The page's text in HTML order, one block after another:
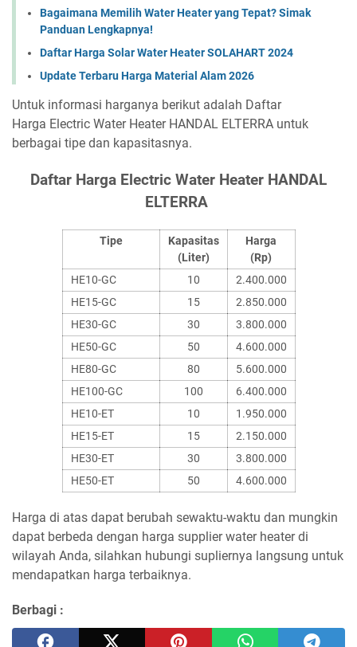
Bagaimana Memilih Water Heater yang Tepat? Simak
Panduan Lengkapnya!
Daftar Harga Solar Water Heater SOLAHART 2024
Update Terbaru Harga Material Alam 2026
Untuk informasi harganya berikut adalah Daftar
Harga Electric Water Heater HANDAL ELTERRA untuk
berbagai tipe dan kapasitasnya.
Daftar Harga Electric Water Heater HANDAL
ELTERRA
Tipe
Kapasitas
(Liter)
Harga
(Rp)
HE10-GC
10
2.400.000
HE15-GC
15
2.850.000
HE30-GC
30
3.800.000
HE50-GC
50
4.600.000
HE80-GC
80
5.600.000
HE100-GC
100
6.400.000
HE10-ET
10
1.950.000
HE15-ET
15
2.150.000
HE30-ET
30
3.800.000
HE50-ET
50 4.600.000
Harga di atas dapat berubah sewaktu-waktu dan mungkin
dapat berbeda dengan harga supplier water heater di
wilayah Anda, silahkan hubungi supliernya langsung untuk
mendapatkan harga terbaiknya.
Berbagi :